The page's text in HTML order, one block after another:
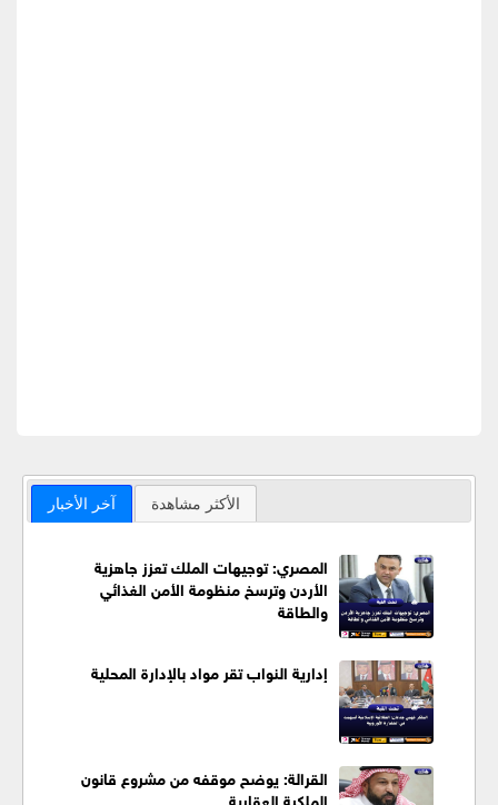
آخر الأخبار الأكثر مشاهدة
المصري: توجيهات الملك تعزز جاهزية
الأردن وترسخ منظومة الأمن الغذائي
والطاقة
إدارية النواب تقر مواد بالإدارة المحلية
القرالة: يوضح موقفه من مشروع قانون
الملكية العقارية